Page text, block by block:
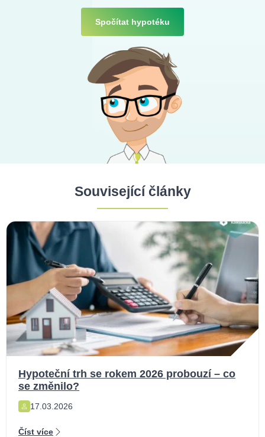
Spočítat hypotéku
Související články
Hypoteční trh se rokem 2026 probouzí – co
se změnilo?
17.03.2026
Číst více